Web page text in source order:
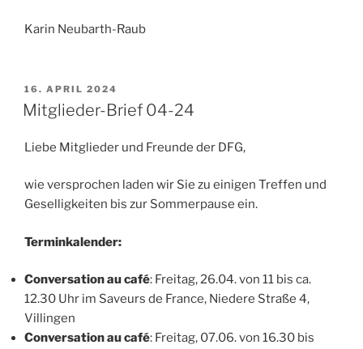
Karin Neubarth-Raub
VERÖFFENTLICHT
AM
16. APRIL 2024
Mitglieder-Brief 04-24
Liebe Mitglieder und Freunde der DFG,
wie versprochen laden wir Sie zu einigen Treffen und
Geselligkeiten bis zur Sommerpause ein.
Terminkalender:
Conversation au café: Freitag, 26.04. von 11 bis ca.
12.30 Uhr im Saveurs de France, Niedere Straße 4,
Villingen
Conversation au café: Freitag, 07.06. von 16.30 bis